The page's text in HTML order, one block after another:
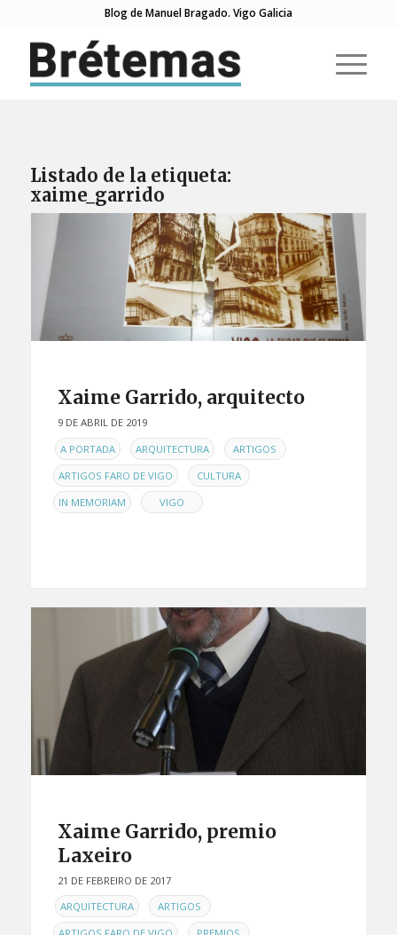
Blog de Manuel Bragado. Vigo Galicia
Listado de la etiqueta:
xaime_garrido
Xaime Garrido, arquitecto
9 DE ABRIL DE 2019
ENA PORTADA , ARQUITECTURA , ARTIGOS ,
ARTIGOS FARO DE VIGO , CULTURA ,
IN MEMORIAM , VIGO
Xaime Garrido, premio
Laxeiro
21 DE FEBREIRO DE 2017
ENARQUITECTURA , ARTIGOS ,
, ,